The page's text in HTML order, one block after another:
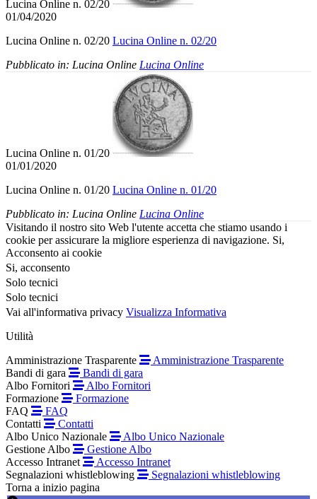
Lucina Online n. 02/20
01/04/2020
Lucina Online n. 02/20 Lucina Online n. 02/20
Pubblicato in: Lucina Online Lucina Online
Lucina Online n. 01/20
01/01/2020
Lucina Online n. 01/20 Lucina Online n. 01/20
Pubblicato in: Lucina Online Lucina Online
Visitando il nostro sito Web l'utente accetta che stiamo usando i
cookie per assicurare la migliore esperienza di navigazione. Si,
Acconsento ai cookie
Si, acconsento
Solo tecnici
Solo tecnici
Vai all'informativa privacy Visualizza Informativa
Utilità
Amministrazione Trasparente
Amministrazione Trasparente
Bandi di gara
Bandi di gara
Albo Fornitori
Albo Fornitori
Formazione
Formazione
FAQ
FAQ
Contatti
Contatti
Albo Unico Nazionale
Albo Unico Nazionale
Gestione Albo
Gestione Albo
Accesso Intranet
Accesso Intranet
Segnalazioni whistleblowing
Segnalazioni whistleblowing
Torna a inizio pagina